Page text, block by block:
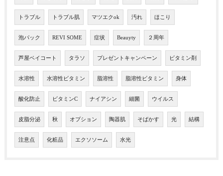
トラブル トラブル肌 マツエクok 汚れ ほこり
泡パック REVI SOME 症状 Beauyty ２周年
芦屋ベイコート タラソ プレゼントキャンペーン ビタミン剤
水溶性 水溶性ビタミン 脂溶性 脂溶性ビタミン 身体
酸化防止 ビタミンC ナイアシン 細菌 ウイルス
皮脂分泌 秋 オプション 陶器肌 そばかす 光 結構
注意点 化粧品 エクソソーム 水光